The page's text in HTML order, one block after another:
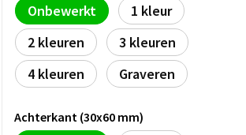
Onbewerkt
1
2
3
4
Graveren
Achterkant (30x60 mm)